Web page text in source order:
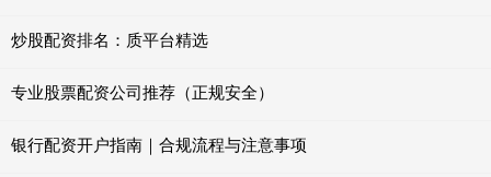
炒股配资排名：质平台精选
专业股票配资公司推荐（正规安全）
银行配资开户指南｜合规流程与注意事项